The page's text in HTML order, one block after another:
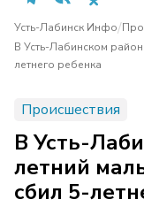
Усть-Лабинск Инфо/
В Усть-Лабинском
летнего ребенка
Происшествия
В Усть-
летний
сбил 5-